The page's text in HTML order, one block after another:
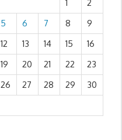
1
2
5 6 7 8
9
12 13 14 15
16
19 20 21 22
23
26 27 28 29
30